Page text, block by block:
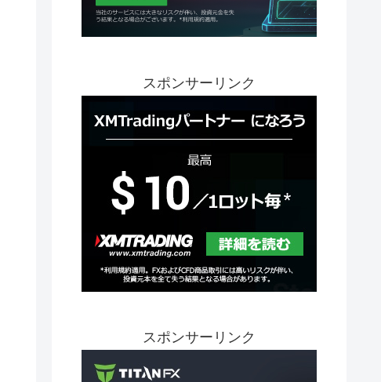
スポンサーリンク
スポンサーリンク